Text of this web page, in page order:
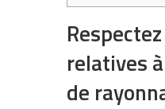
relatives
de